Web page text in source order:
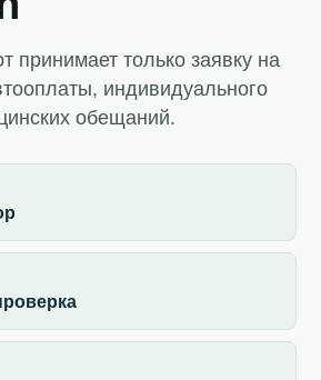
принимает только заявку на
индивидуального
обещаний.